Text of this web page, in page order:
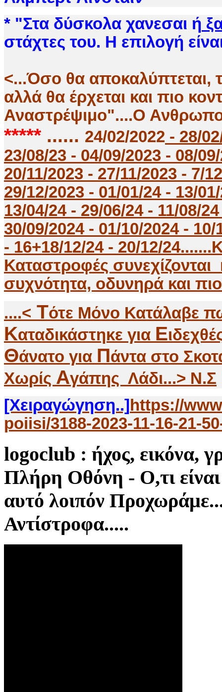
* "Στα δύσκολα χανεσαι ή
στάχτες του. Η επιλογή
<...Όσο θα αποκαλύπτεται,
αλλά θα έρχεται και πιο
Αναστρέψιμο"....Ο
***** ...... 24/02/2022 - 28/
23/08/23 - 04/09/2023 - 08/
20/11/2023 - 27/11/2023 - 7/
29/12/2023 - 01/01/24 - 13/
13/04/24 - 29/06/24 - 11/08/
30/09/2024 - 01/10/2024 -
- 16+18/12/24 - 20/12/
Καταστροφές
συχνότητα, οδυνηρά και
....< Τότε Μόνο Κατάλαβε
Kαταδικάστηκε για E
Θάνατο για Πάντα στο
Χωρίς Αγάπης Λάδι...> Ν.Σ
[Χειραγώγηση..] https://
poiisi/3188-2023-11-16-21-
logoclub : ήχος, εικόνα,
Πλήρη Οθόνη - Ο,τι
αυτό λοιπόν
Αντίστροφα.....